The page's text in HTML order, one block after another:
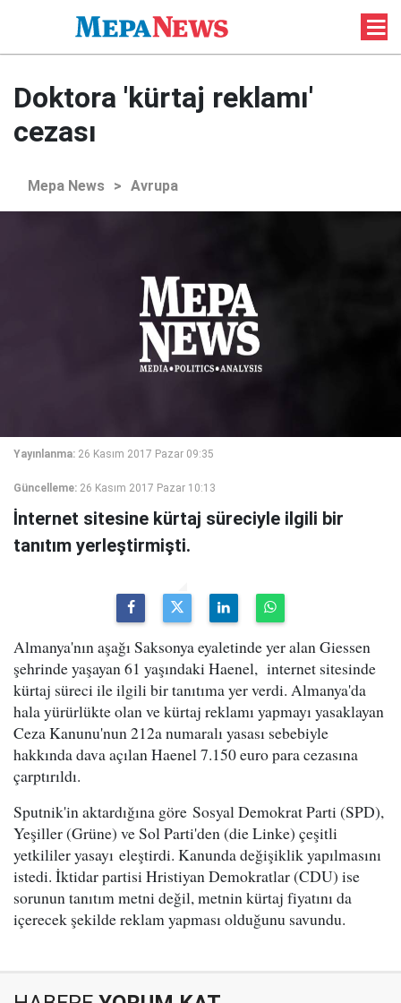
Doktora 'kürtaj reklamı'
cezası
Mepa News > Avrupa
Yayınlanma: 26 Kasım 2017 Pazar 09:35
Güncelleme: 26 Kasım 2017 Pazar 10:13
İnternet sitesine kürtaj süreciyle ilgili bir
tanıtım yerleştirmişti.
Almanya'nın aşağı Saksonya eyaletinde yer alan Giessen
şehrinde yaşayan 61 yaşındaki Haenel, internet sitesinde
kürtaj süreci ile ilgili bir tanıtıma yer verdi. Almanya'da
hala yürürlükte olan ve kürtaj reklamı yapmayı yasaklayan
Ceza Kanunu'nun 212a numaralı yasası sebebiyle
hakkında dava açılan Haenel 7.150 euro para cezasına
çarptırıldı.​
Sputnik'in aktardığına göre Sosyal Demokrat Parti (SPD),
Yeşiller (Grüne) ve Sol Parti'den (die Linke) çeşitli
yetkililer yasayı eleştirdi. Kanunda değişiklik yapılmasını
istedi. İktidar partisi Hristiyan Demokratlar (CDU) ise
sorunun tanıtım metni değil, metnin kürtaj fiyatını da
içerecek şekilde reklam yapması olduğunu savundu.